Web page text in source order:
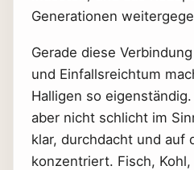
Generationen
Gerade diese
und Einfallsreichtum
Halligen so
aber nicht schlicht im
klar, durchdacht und auf
konzentriert. Fisch,